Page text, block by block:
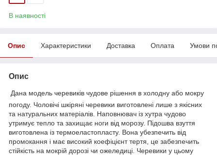
В наявності
Опис Характеристики Доставка Оплата Умови
Опис
Дана модель черевиків чудове рішення в холодну або мокру
погоду. Чоловічі шкіряні черевики виготовлені лише з якісних
та натуральних матеріалів. Наповнювач із хутра чудово
утримує тепло та захищає ноги від морозу. Підошва взуття
виготовлена із термоеластопласту. Вона убезпечить від
промокання і має високий коефіцієнт тертя, це забезпечить
стійкість на мокрій дорозі чи ожеледиці. Черевики у цьому